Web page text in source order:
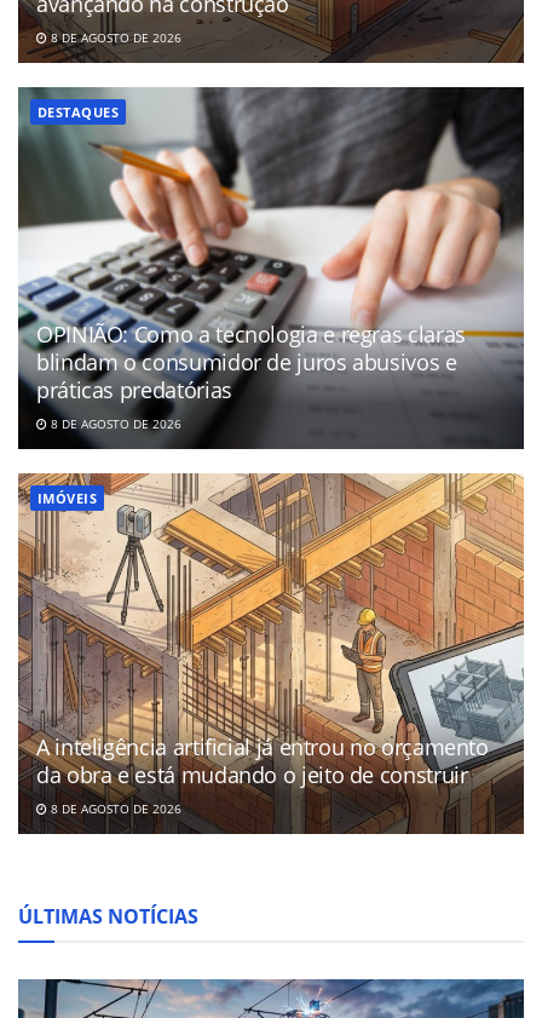
8 DE AGOSTO DE 2026
DESTAQUES
OPINIÃO: Como a tecnologia e regras claras
blindam o consumidor de juros abusivos e
práticas predatórias
8 DE AGOSTO DE 2026
IMÓVEIS
A inteligência artificial já entrou no orçamento
da obra e está mudando o jeito de construir
8 DE AGOSTO DE 2026
ÚLTIMAS NOTÍCIAS